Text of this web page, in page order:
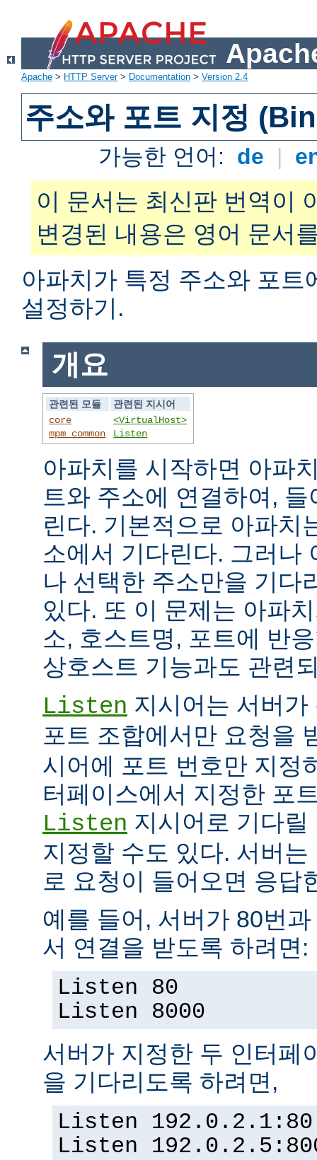
Apache > HTTP Server> Documentation > Version 2.4
주소와 포트 지정
가능한 언어: de |
이 문서는 최신판 번역이
변경된 내용은 영어 문서
아파치가 특정 주소와 포트
설정하기.
개요
관련된 모듈
관련된 지시어
core
mpm_common
<VirtualHost>
Listen
아파치를 시작하면 아파
트와 주소에 연결하여,
린다. 기본적으로 아파치
소에서 기다린다. 그러나
나 선택한 주소만을 기다
있다. 또 이 문제는 아파
소, 호스트명, 포트에 반
상호스트 기능과도 관련
Listen 지시어는 서버
포트 조합에서만 요청을
시어에 포트 번호만 지정
터페이스에서 지정한 포
Listen 지시어로 기다
지정할 수도 있다. 서버
로 요청이 들어오면 응답
예를 들어, 서버가 80번
서 연결을 받도록 하려면:
Listen 80
Listen 8000
서버가 지정한 두 인터페
을 기다리도록 하려면,
Listen 192.0.2.1:80
Listen